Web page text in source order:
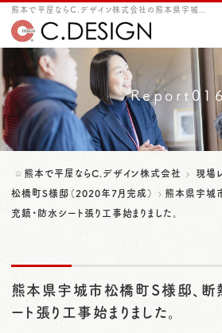
熊本で平屋ならC.デザイン株式会社の熊本県宇城市松橋町Ｓ様邸、断熱材充鎮・防水シート張り工事始まりました。をご紹介
熊本で平屋ならC.デザイン株式会社 現場
松橋町S様邸（2020年7月完成）
熊本県宇城
充鎮・防水シート張り工事始まりました。
熊本県宇城市松橋町Ｓ様邸、断
ート張り工事始まりました。